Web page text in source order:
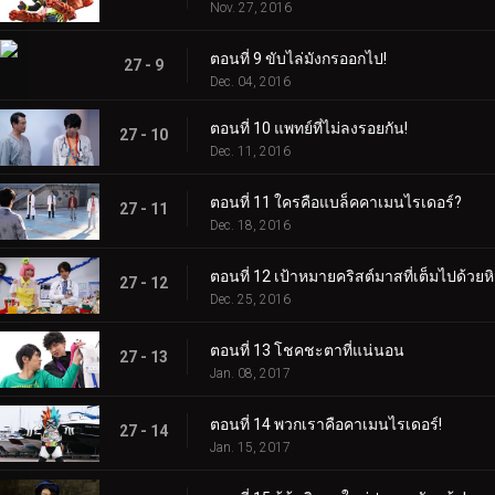
Nov. 27, 2016
27 - 9 ตอนที่ 9 ขับไล่มังกรออกไป!
Dec. 04, 2016
27 - 10 ตอนที่ 10 แพทย์ที่ไม่ลงรอยกัน!
Dec. 11, 2016
27 - 11 ตอนที่ 11 ใครคือแบล็คคาเมนไรเดอร์?
Dec. 18, 2016
27 - 12 ตอนที่ 12 เป้าหมายคริสต์มาสที่เต็มไปด้วย
Dec. 25, 2016
27 - 13 ตอนที่ 13 โชคชะตาที่แน่นอน
Jan. 08, 2017
27 - 14 ตอนที่ 14 พวกเราคือคาเมนไรเดอร์!
Jan. 15, 2017